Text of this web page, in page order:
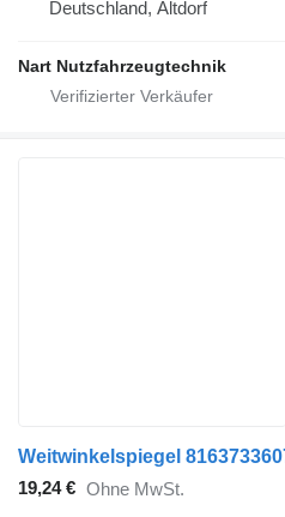
Deutschland, Altdorf
Nart Nutzfahrzeugtechnik
19,24 € Ohne MwSt.